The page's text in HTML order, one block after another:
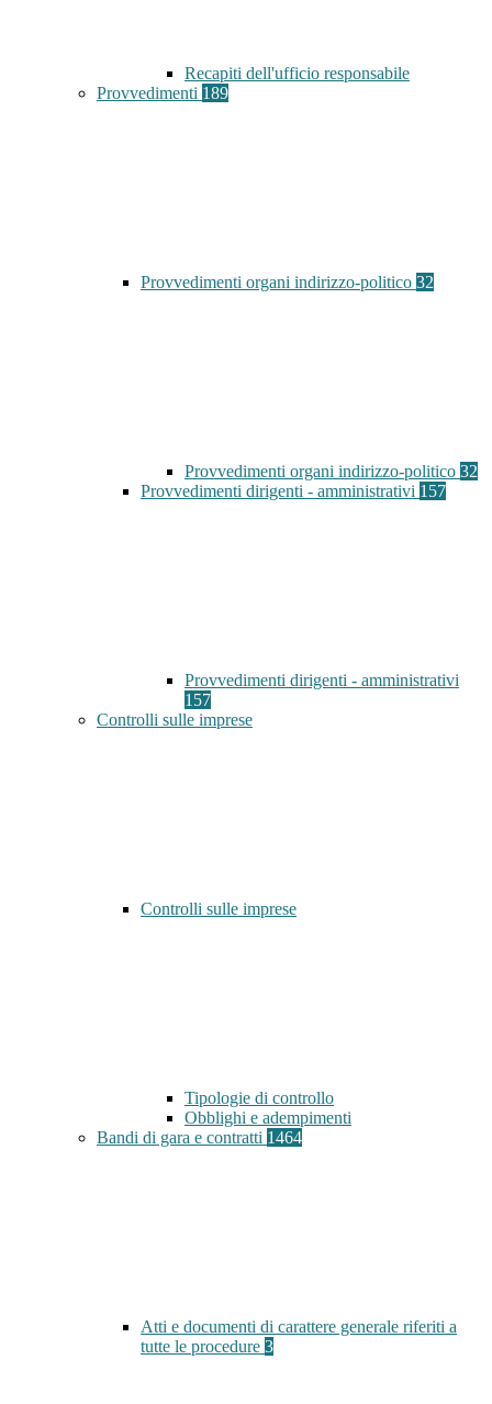
Recapiti dell'ufficio responsabile
Provvedimenti 189
Provvedimenti organi indirizzo-politico 32
Provvedimenti organi indirizzo-politico 32
Provvedimenti dirigenti - amministrativi 157
Provvedimenti dirigenti - amministrativi
157
Controlli sulle imprese
Controlli sulle imprese
Tipologie di controllo
Obblighi e adempimenti
Bandi di gara e contratti 1464
Atti e documenti di carattere generale riferiti a
tutte le procedure 3